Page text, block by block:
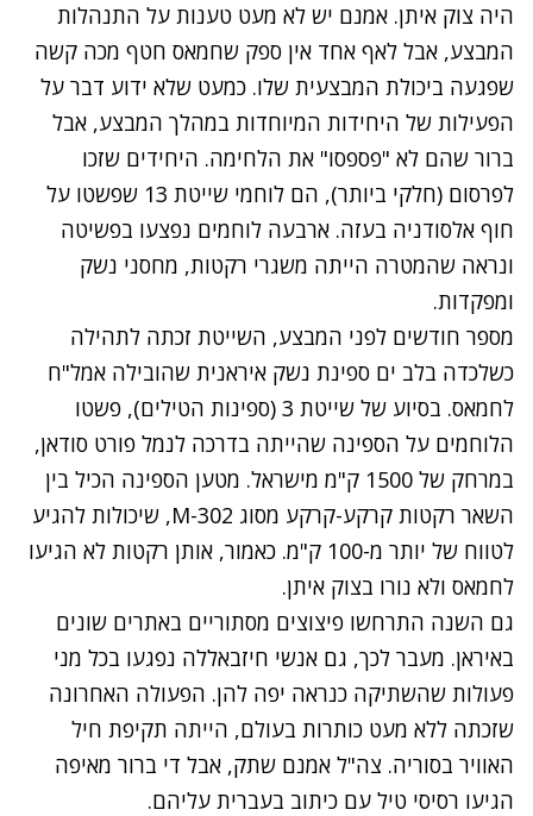
היה צוק איתן. אמנם יש לא מעט טענות על התנהלות
המבצע, אבל לאף אחד אין ספק שחמאס חטף מכה קשה
שפגעה ביכולת המבצעית שלו. כמעט שלא ידוע דבר על
הפעילות של היחידות המיוחדות במהלך המבצע, אבל
ברור שהם לא "פספסו" את הלחימה. היחידים שזכו
לפרסום (חלקי ביותר), הם לוחמי שייטת 13
שפשטו על
חוף אלסודניה בעזה. ארבעה לוחמים נפצעו בפשיטה
ונראה שהמטרה הייתה משגרי רקטות, מחסני נשק
ומפקדות.
מספר חודשים לפני המבצע, השייטת זכתה לתהילה
כשלכדה בלב ים ספינת נשק איראנית שהובילה אמל"ח
לחמאס. בסיוע של שייטת 3
(ספינות הטילים), פשטו
הלוחמים על הספינה שהייתה בדרכה לנמל פורט סודאן,
במרחק של 1500 ק"מ מישראל. מטען הספינה הכיל בין
השאר רקטות קרקע-קרקע מסוג M-302, שיכולות להגיע
לטווח של יותר מ-100 ק"מ. כאמור, אותן רקטות לא הגיעו
לחמאס ולא נורו בצוק איתן.
גם השנה התרחשו פיצוצים מסתוריים באתרים שונים
באיראן. מעבר לכך, גם אנשי חיזבאללה נפגעו בכל מני
פעולות שהשתיקה כנראה יפה להן. הפעולה האחרונה
שזכתה ללא מעט כותרות בעולם, הייתה תקיפת חיל
האוויר בסוריה. צה"ל אמנם שתק, אבל די ברור מאיפה
הגיעו רסיסי טיל עם כיתוב בעברית עליהם.